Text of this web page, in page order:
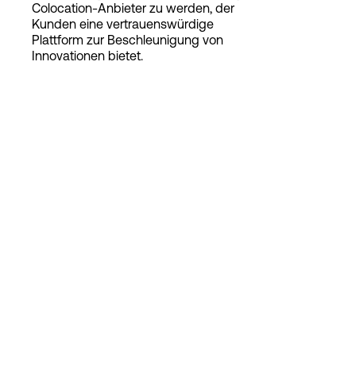
Login
Colocation-Anbieter zu werden, der
Kunden eine vertrauenswürdige
Plattform zur Beschleunigung von
Innovationen bietet.